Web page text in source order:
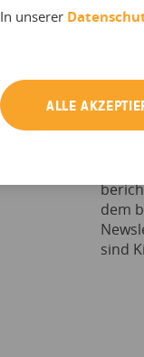
dem
sind
In unserer
ALLE